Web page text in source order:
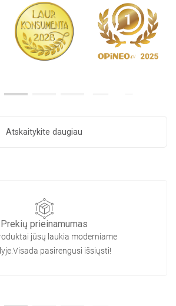
Atskaitykite daugiau
Prekių prieinamumas
jūsų laukia moderniame
pasirengusi išsiųsti!